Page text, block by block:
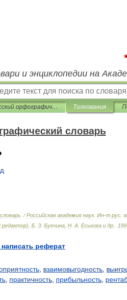
и энциклопедии на
Русский орфографический словарь Толкования
словарь
словарь . /Российская академия наук. Ин-т рус
редактор), Б З Букчина Н А Еськова и др
реферат
взаимовыгодность
практичность прибыльность